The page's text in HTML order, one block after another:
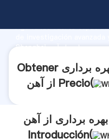
Agarrando fuerte
Shanghai مشکلات مربوط به بهره برداری از آهن proveedor
Obtener مشکلات مربوط به بهره برداری
از آهن Precio(
برداری از آهن
Introducción(